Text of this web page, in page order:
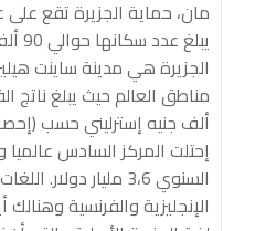
مان، حماية الجزيرة تقع على
الجزيرة هي مدينة ساينت
إحتلت المركز السادس عالميا
السنوي 3،6 مليار
الإنجليزية والفرنسية